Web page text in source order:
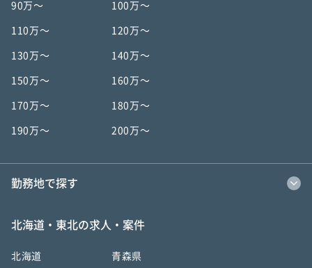
90万〜 100万〜
110万〜 120万〜
130万〜 140万〜
150万〜 160万〜
170万〜 180万〜
190万〜 200万〜
勤務地で探す
北海道・東北の求人・案件
北海道 青森県